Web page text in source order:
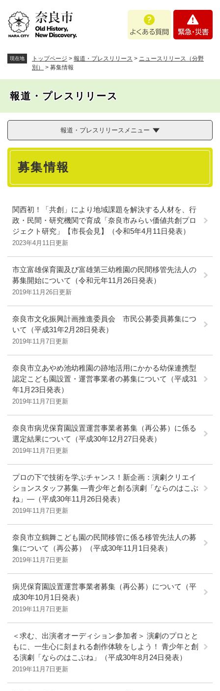
あ
問
・
現在地 トップページ > 報道・プレスリリース > ニュースリリース（分野
別）
> 募集情報
報道・プレスリリース
報道・プレスリリースメニュー
本
募集情報
関西初！「共創」により地域課題を解決する人材を、行
政・民間・研究機関で育成「奈良市みらい価値共創プロ
ジェクト研究」【市長会見】（令和5年4月11日発表）
2023年4月11日更新
市立富雄保育園及び富雄第三幼稚園の民間移管先法人の
募集開始について（令和元年11月26日発表）
2019年11月26日更新
奈良市文化振興計画推進委員会 市民公募委員募集につ
いて（平成31年2月28日発表）
2019年11月7日更新
奈良市立あやめ池幼稚園の跡地活用にかかる幼保連携型
認定こども園設置・運営事業者の募集について（平成31
年1月23日発表）
2019年11月7日更新
奈良市病児保育園設置運営事業者募集（再公募）に係る
選定結果について（平成30年12月27日発表）
2019年11月7日更新
プロの下で技術を学ぶチャンス！新企画：演劇クリエイ
ションスタッフ募集 ―青少年と創る演劇「ならのはこぶ
ね」―（平成30年11月26日発表）
2019年11月7日更新
奈良市立鶴舞こども園の民間移管に係る移管先法人の募
集について（再公募）（平成30年11月1日発表）
2019年11月7日更新
病児保育園設置運営事業者募集（再公募）について（平
成30年10月1日発表）
2019年11月7日更新
＜求む、出演者オーディション参加者＞ 演劇のプロとと
もに、一生心に刻まれる創作体験をしよう！ 青少年と創
る演劇「ならのはこぶね」（平成30年8月24日発表）
2019年11月7日更新